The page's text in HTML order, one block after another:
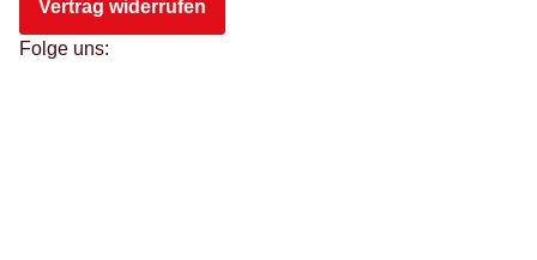
Vertrag widerrufen
Folge uns: